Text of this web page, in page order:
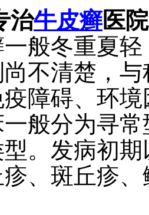
治牛皮癣医
般冬重夏
不清楚，
障碍、环
般分为寻
。发病初
、斑丘疹